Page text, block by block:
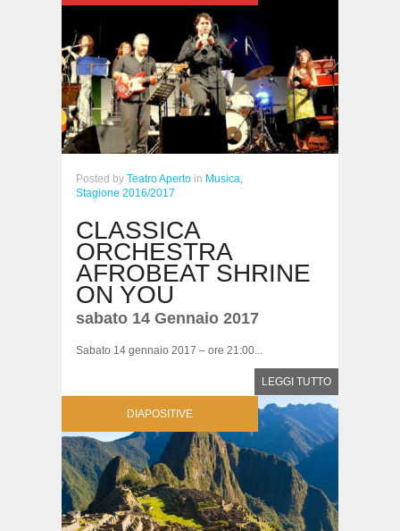
Posted by Teatro Aperto in Musica,
Stagione 2016/2017
CLASSICA
ORCHESTRA
AFROBEAT SHRINE
ON YOU
sabato 14 Gennaio 2017
Sabato 14 gennaio 2017 – ore 21:00...
LEGGI TUTTO
DIAPOSITIVE